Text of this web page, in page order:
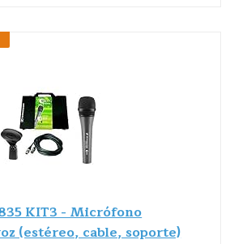
KIT3 - Micrófono
(estéreo, cable, soporte)